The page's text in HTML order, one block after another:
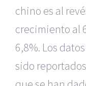
chino es al
crecimiento al
6,8%. Los
sido